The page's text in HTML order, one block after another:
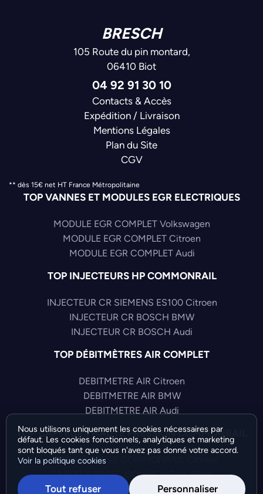
BRESCH
105 Route du pin montard,
06410 Biot
04 92 91 30 10
Contacts & Accès
Expédition / Livraison
Mentions Légales
Plan du Site
CGV
** dès 15€ net HT France Métropolitaine
TOP VANNES ET MODULES EGR ELECTRIQUES
MODULE EGR COMPLET Volkswagen
MODULE EGR COMPLET Citroen
MODULE EGR COMPLET Audi
TOP INJECTEURS HP COMMONRAIL
INJECTEUR CR SIEMENS ES100 Citroen
INJECTEUR CR BOSCH BMW
INJECTEUR CR BOSCH Audi
TOP DÉBITMÈTRES AIR COMPLET
DEBITMETRE AIR Citroen
DEBITMETRE AIR BMW
DEBITMETRE AIR Audi
TOP CAPTEURS HAUTE PRESSION COMMONRAIL
CAPTEUR PRESS COMMONRAIL Citroen
CAPTEUR PRESS COMMONRAIL BMW
CAPTEUR PRESS COMMONRAIL Ford
Nous utilisons uniquement les cookies nécessaires par
défaut. Les cookies fonctionnels, analytiques et marketing
sont bloqués tant que vous n'avez pas donné votre accord.
Voir la politique cookies
Tout refuser Personnaliser